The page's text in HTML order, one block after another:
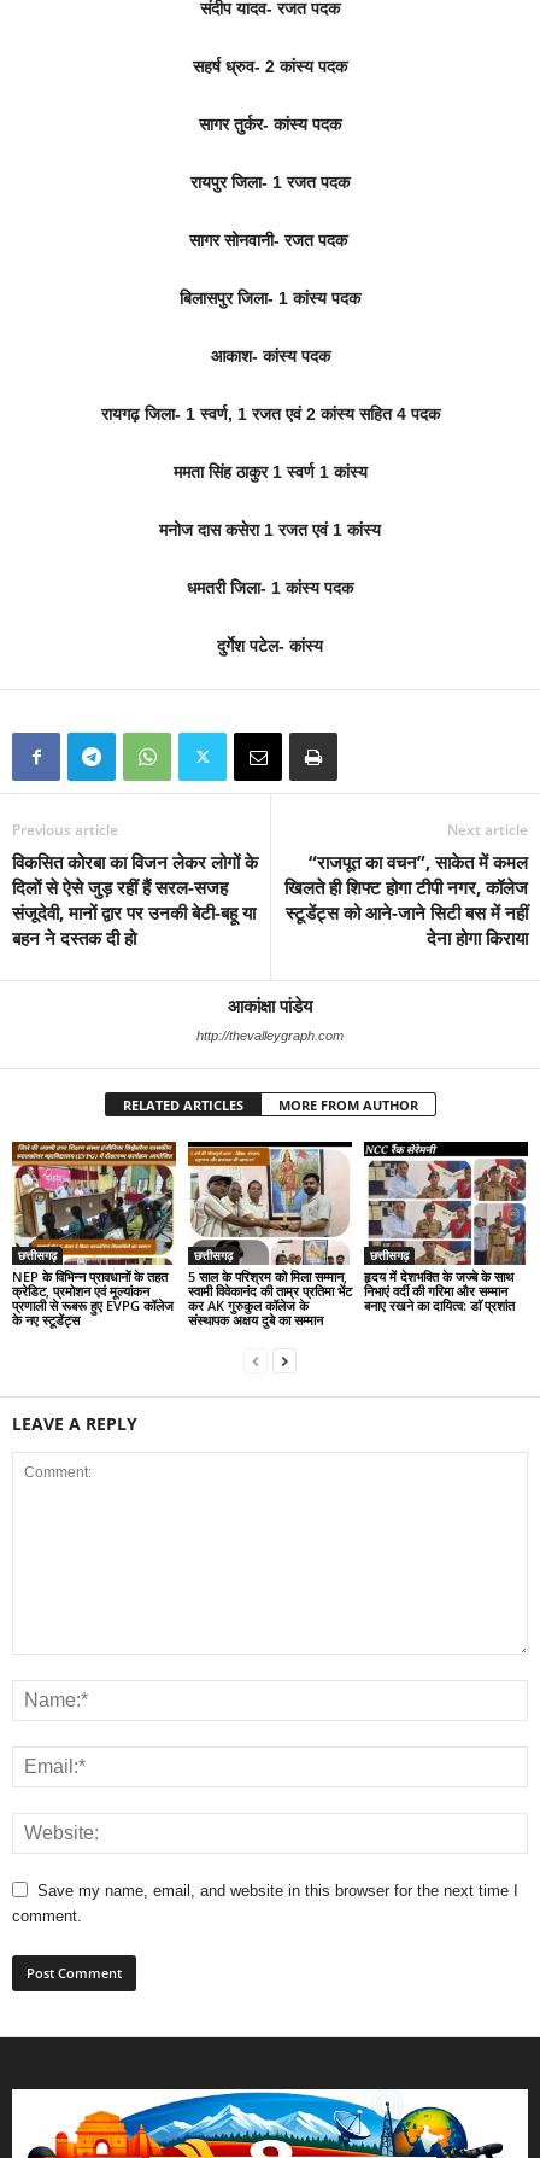
संदीप यादव- रजत पदक
सहर्ष ध्रुव- 2 कांस्य पदक
सागर तुर्कर- कांस्य पदक
रायपुर जिला- 1 रजत पदक
सागर सोनवानी- रजत पदक
बिलासपुर जिला- 1 कांस्य पदक
आकाश- कांस्य पदक
रायगढ़ जिला- 1 स्वर्ण, 1 रजत एवं 2 कांस्य सहित 4 पदक
ममता सिंह ठाकुर 1 स्वर्ण 1 कांस्य
मनोज दास कसेरा 1 रजत एवं 1 कांस्य
धमतरी जिला- 1 कांस्य पदक
दुर्गेश पटेल- कांस्य
Previous article
विकसित कोरबा का विजन लेकर लोगों के
दिलों से ऐसे जुड़ रहीं हैं सरल-सजह
संजूदेवी, मानों द्वार पर उनकी बेटी-बहू या
बहन ने दस्तक दी हो
Next article
“राजपूत का वचन”, साकेत में कमल
खिलते ही शिफ्ट होगा टीपी नगर, कॉलेज
स्टूडेंट्स को आने-जाने सिटी बस में नहीं
देना होगा किराया
आकांक्षा पांडेय
http://thevalleygraph.com
RELATED ARTICLES MORE FROM AUTHOR
छत्तीसगढ़
NEP के विभिन्न प्रावधानों के तहत
क्रेडिट, प्रमोशन एवं मूल्यांकन
प्रणाली से रूबरू हुए EVPG कॉलेज
के नए स्टूडेंट्स
छत्तीसगढ़
5 साल के परिश्रम को मिला सम्मान,
स्वामी विवेकानंद की ताम्र प्रतिमा भेंट
कर AK गुरुकुल कॉलेज के
संस्थापक अक्षय दुबे का सम्मान
छत्तीसगढ़
हृदय में देशभक्ति के जज्बे के साथ
निभाएं वर्दी की गरिमा और सम्मान
बनाए रखने का दायित्व: डाॅ प्रशांत
LEAVE A REPLY
Save my name, email, and website in this browser for the next time I
comment.